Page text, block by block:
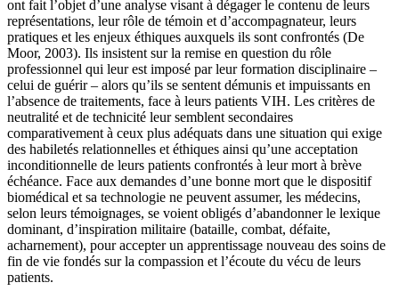
ont fait l’objet d’une analyse visant à dégager le contenu de leurs
représentations, leur rôle de témoin et d’accompagnateur, leurs
pratiques et les enjeux éthiques auxquels ils sont confrontés (De
Moor, 2003). Ils insistent sur la remise en question du rôle
professionnel qui leur est imposé par leur formation disciplinaire –
celui de guérir – alors qu’ils se sentent démunis et impuissants en
l’absence de traitements, face à leurs patients VIH. Les critères de
neutralité et de technicité leur semblent secondaires
comparativement à ceux plus adéquats dans une situation qui exige
des habiletés relationnelles et éthiques ainsi qu’une acceptation
inconditionnelle de leurs patients confrontés à leur mort à brève
échéance. Face aux demandes d’une bonne mort que le dispositif
biomédical et sa technologie ne peuvent assumer, les médecins,
selon leurs témoignages, se voient obligés d’abandonner le lexique
dominant, d’inspiration militaire (bataille, combat, défaite,
acharnement), pour accepter un apprentissage nouveau des soins de
fin de vie fondés sur la compassion et l’écoute du vécu de leurs
patients.